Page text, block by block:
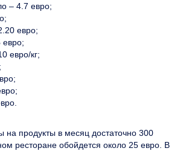
– 4.7 евро;
евро;
евро;
евро/кг;
на продукты в месяц достаточно 300
ресторане обойдется около 25 евро. В